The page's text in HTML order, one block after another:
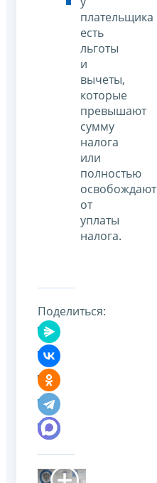
плательщика
есть
льготы
и
вычеты,
которые
превышают
сумму
налога
или
полностью
освобождают
от
уплаты
налога.
Поделиться: